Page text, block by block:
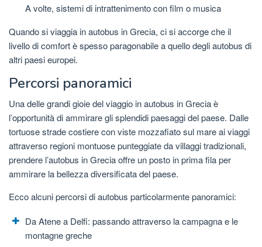
A volte, sistemi di intrattenimento con film o musica
Quando si viaggia in autobus in Grecia, ci si accorge che il
livello di comfort è spesso paragonabile a quello degli autobus di
altri paesi europei.
Percorsi panoramici
Una delle grandi gioie del viaggio in autobus in Grecia è
l’opportunità di ammirare gli splendidi paesaggi del paese. Dalle
tortuose strade costiere con viste mozzafiato sul mare ai viaggi
attraverso regioni montuose punteggiate da villaggi tradizionali,
prendere l’autobus in Grecia offre un posto in prima fila per
ammirare la bellezza diversificata del paese.
Ecco alcuni percorsi di autobus particolarmente panoramici:
Da Atene a Delfi: passando attraverso la campagna e le
montagne greche